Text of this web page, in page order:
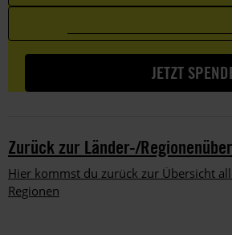
€
amount
JETZT
Zurück zur Länder-/
Hier kommst du zurück zur Übersicht
Regionen